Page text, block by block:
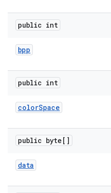
public int
bpp
public int
colorSpace
public byte[]
data